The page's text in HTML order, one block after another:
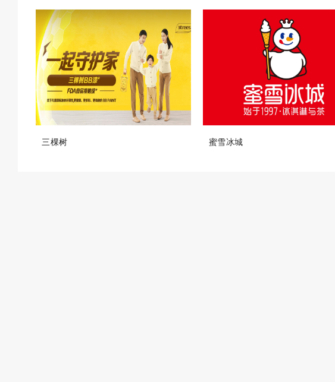
三棵树 蜜雪冰城